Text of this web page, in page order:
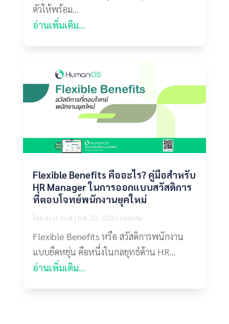
ตัวให้พร้อม...
อ่านเพิ่มเติม...
Flexible Benefits คืออะไร? คู่มือสำหรับ
HR Manager ในการออกแบบสวัสดิการ
ที่ตอบโจทย์พนักงานยุคใหม่
โดย itcat itcat | ก.ค. 30, 2026| บทความ
Flexible Benefits หรือ สวัสดิการพนักงาน
แบบยืดหยุ่น คือหนึ่งในกลยุทธ์ด้าน HR...
อ่านเพิ่มเติม...